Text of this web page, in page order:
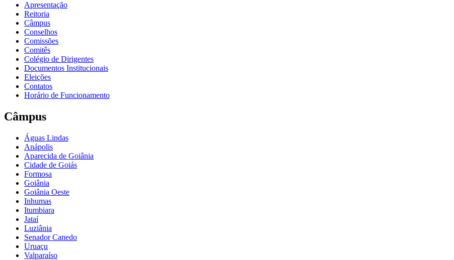
Apresentação
Reitoria
Câmpus
Conselhos
Comissões
Comitês
Colégio de Dirigentes
Documentos Institucionais
Eleições
Contatos
Horário de Funcionamento
Câmpus
Águas Lindas
Anápolis
Aparecida de Goiânia
Cidade de Goiás
Formosa
Goiânia
Goiânia Oeste
Inhumas
Itumbiara
Jataí
Luziânia
Senador Canedo
Uruaçu
Valparaíso